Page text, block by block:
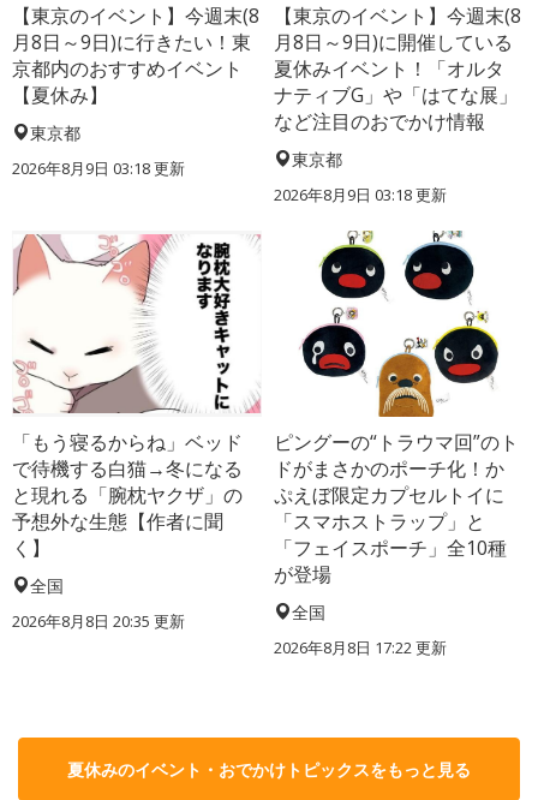
【東京のイベント】今週末(8
月8日～9日)に行きたい！東
京都内のおすすめイベント
【夏休み】
東京都
2026年8月9日 03:18更新
【東京のイベント】今週末(8
月8日～9日)に開催している
夏休みイベント！「オルタ
ナティブG」や「はてな展」
など注目のおでかけ情報
東京都
2026年8月9日 03:18更新
「もう寝るからね」ベッド
で待機する白猫→冬になる
と現れる「腕枕ヤクザ」の
予想外な生態【作者に聞
く】
全国
2026年8月8日 20:35 更新
ピングーの“トラウマ回”のト
ドがまさかのポーチ化！か
ぷえぼ限定カプセルトイに
「スマホストラップ」と
「フェイスポーチ」全10種
が登場
全国
2026年8月8日 17:22更新
夏休みのイベント・おでかけトピックスをもっと見る